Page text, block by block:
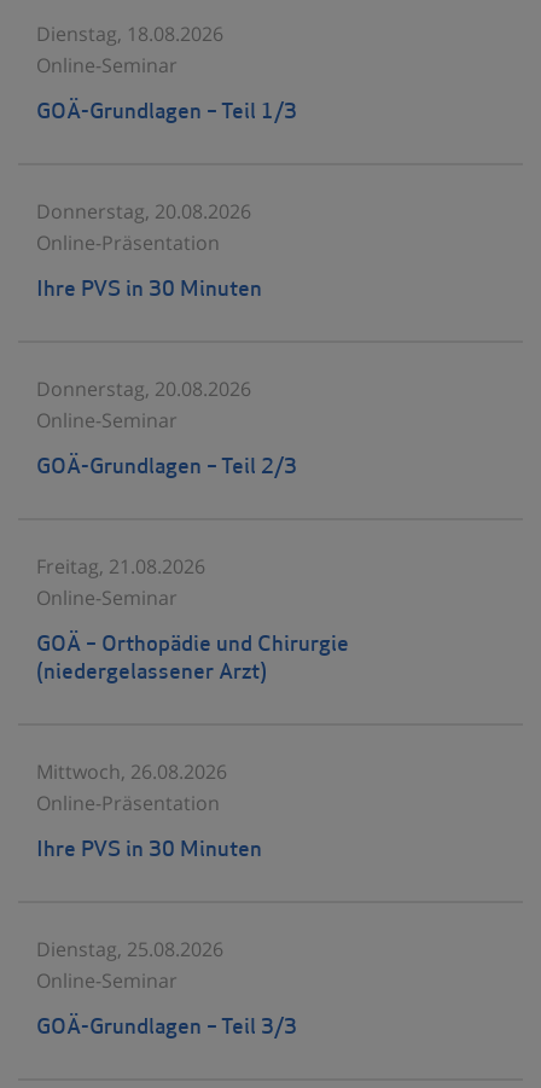
Dienstag, 18.08.2026
Online-Seminar
GOÄ-Grundlagen – Teil 1/3
Donnerstag, 20.08.2026
Online-Präsentation
Ihre PVS in 30 Minuten
Donnerstag, 20.08.2026
Online-Seminar
GOÄ-Grundlagen – Teil 2/3
Freitag, 21.08.2026
Online-Seminar
GOÄ – Orthopädie und Chirurgie
(niedergelassener Arzt)
Mittwoch, 26.08.2026
Online-Präsentation
Ihre PVS in 30 Minuten
Dienstag, 25.08.2026
Online-Seminar
GOÄ-Grundlagen – Teil 3/3